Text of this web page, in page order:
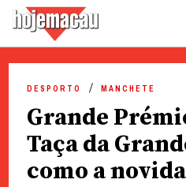
content
DESPORTO MANCHETE
Grande
Taça da
como a